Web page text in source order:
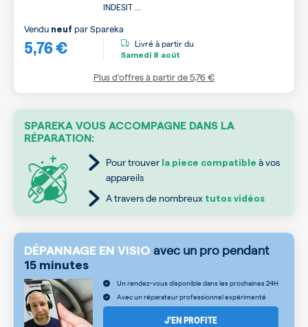
INDESIT ...
5,76 €
Vendu neuf parSpareka
Livré à partir du
Samedi 8 août
Plus d’offres à partir de5,76 €
SPAREKA VOUS ACCOMPAGNE DANS LA
RÉPARATION:
Pour trouver la piece compatible à vos
appareils
A travers de nombreux tutos vidéos
DÉPANNAGE EN VISIO avec un pro pendant
15 minutes
Un rendez-vous disponible dans les prochaines 24H
Avec un réparateur professionnel expérimenté
J’EN PROFITE